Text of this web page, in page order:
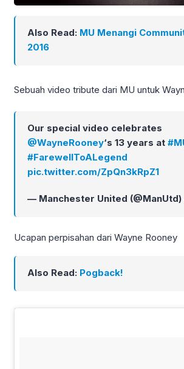
Also Read: MU Menangi
2016
Sebuah video tribute dari MU untuk
Our special video celebrates
@WayneRooney‘s 13 years at
#FarewellToALegend
pic.twitter.com/ZpQn3kRpZ1
— Manchester United (@ManUtd)
Ucapan perpisahan dari Wayne Rooney
Also Read: Pogback!